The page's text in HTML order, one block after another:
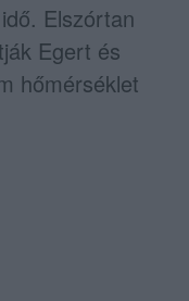
Elszórtan
Egert és
hőmérséklet